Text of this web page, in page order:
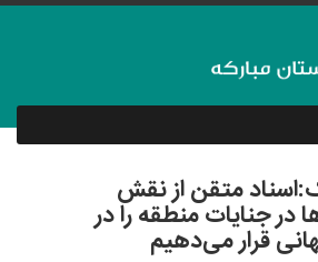
متقن از نقش
جنایات منطقه را در
قرار می‌دهیم